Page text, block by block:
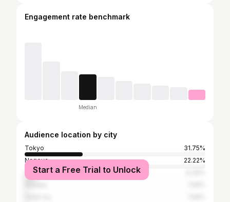
Engagement rate benchmark
Median
Audience location by city
Tokyo
31.75%
Nagoya
22.22%
Osaka
Start a Free Trial to Unlock